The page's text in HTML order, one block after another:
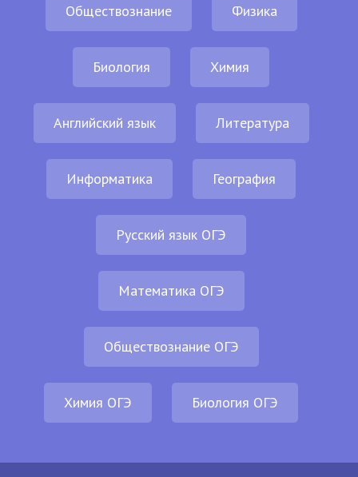
Обществознание Физика
Биология Химия
Английский язык Литература
Информатика География
Русский язык ОГЭ
Математика ОГЭ
Обществознание ОГЭ
Химия ОГЭ Биология ОГЭ